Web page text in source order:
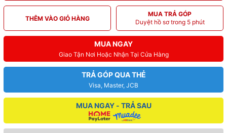
THÊM VÀO GIỎ HÀNG
MUA TRẢ GÓP
Duyệt hồ sơ trong 5 phút
MUA NGAY
Giao Tận Nơi Hoặc Nhận Tại Cửa Hàng
TRẢ GÓP QUA THẺ
Visa, Master, JCB
MUA NGAY - TRẢ SAU